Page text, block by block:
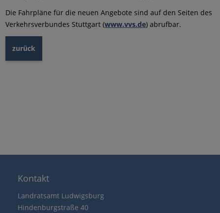
Die Fahrpläne für die neuen Angebote sind auf den Seiten des
Verkehrsverbundes Stuttgart (www.vvs.de) abrufbar.
zurück
Kontakt
Landratsamt Ludwigsburg
Hindenburgstraße 40